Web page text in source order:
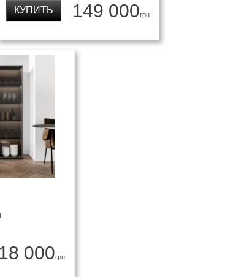
149 000грн
КУПИТЬ
000грн